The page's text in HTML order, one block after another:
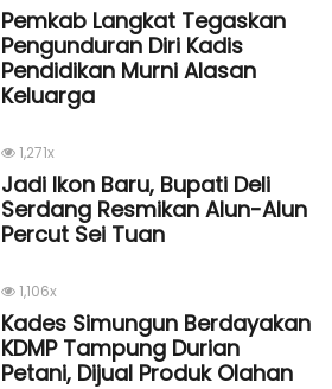
Pemkab Langkat Tegaskan
Pengunduran Diri Kadis
Pendidikan Murni Alasan
Keluarga
1,271x
Jadi Ikon Baru, Bupati Deli
Serdang Resmikan Alun-Alun
Percut Sei Tuan
1,106x
Kades Simungun Berdayakan
KDMP Tampung Durian
Petani, Dijual Produk Olahan